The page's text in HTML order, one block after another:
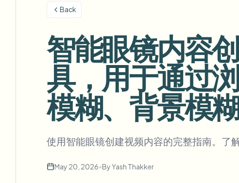
Ecosystem
视频
Ask
Categories
公共部门
联系表单
与我们洽谈批量、合规和集成需求。
批量处理就绪
联系表单
Back
智能眼镜内容
具，用于通过
模糊、背景模
使用智能眼镜创建视频内容的完整指南。了
May 20, 2026•ByYash Thakker